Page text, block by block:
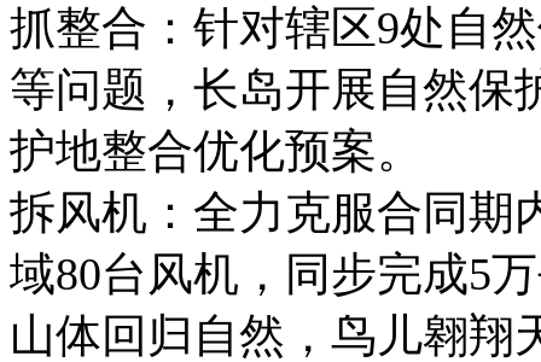
抓整合：针对辖区9处自
等问题，长岛开展自然保
护地整合优化预案。
拆风机：全力克服合同期
域80台风机，同步完成5
山体回归自然，鸟儿翱翔